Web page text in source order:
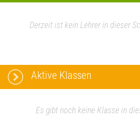
Derzeit ist kein Lehrer in dieser
Aktive Klassen
Es gibt noch keine Klasse in